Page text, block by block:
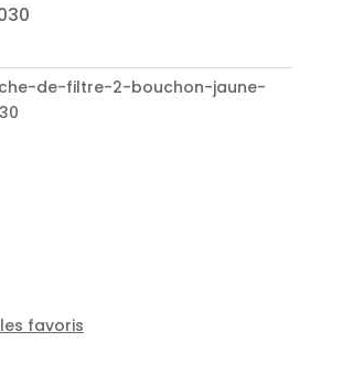
de-filtre-2-bouchon-jaune-
favoris